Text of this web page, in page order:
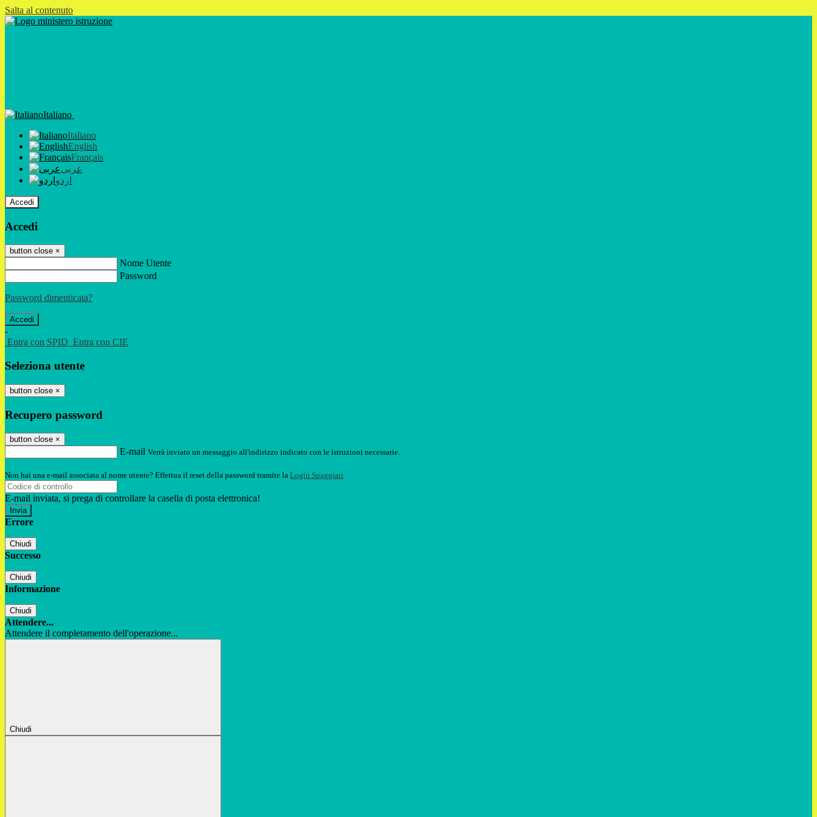
Salta al contenuto
Italiano
Italiano
English
Français
عربى
اردو
Accedi
Accedi
button close ×
Nome Utente
Password
Password dimenticata?
-
Entra con SPID Entra con CIE
Seleziona utente
button close ×
Recupero password
button close ×
E-mail Verrà inviato un messaggio all'indirizzo indicato con le istruzioni necessarie.
Non hai una e-mail associata al nome utente? Effettua il reset della password tramite la Login Spaggiari
E-mail inviata, si prega di controllare la casella di posta elettronica!
Errore
Chiudi
Successo
Chiudi
Informazione
Chiudi
Attendere...
Attendere il completamento dell'operazione...
Chiudi